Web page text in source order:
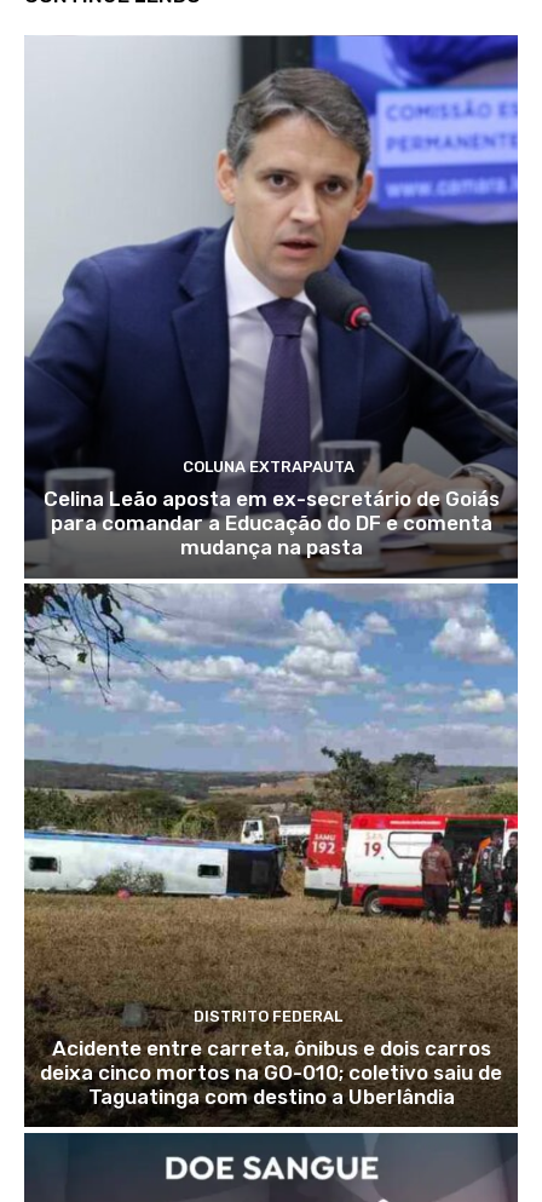
COLUNA EXTRAPAUTA
Celina Leão aposta em ex-secretário de Goiás
para comandar a Educação do DF e comenta
mudança na pasta
DISTRITO FEDERAL
Acidente entre carreta, ônibus e dois carros
deixa cinco mortos na GO-010; coletivo saiu de
Taguatinga com destino a Uberlândia